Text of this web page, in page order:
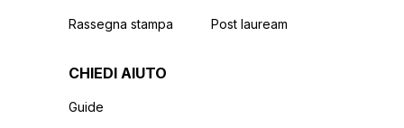
Rassegna stampa Post lauream
CHIEDI AIUTO
Guide